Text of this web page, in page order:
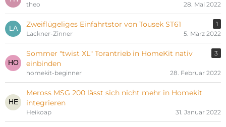
theo
28. Mai 2022
Zweiflügeliges Einfahrtstor von Tousek ST61
1
Lackner-Zinner
5. März 2022
Sommer "twist XL" Torantrieb in HomeKit nativ
einbinden
3
homekit-beginner 28. Februar 2022
Meross MSG 200 lässt sich nicht mehr in Homekit
integrieren
Heikoap 31. Januar 2022